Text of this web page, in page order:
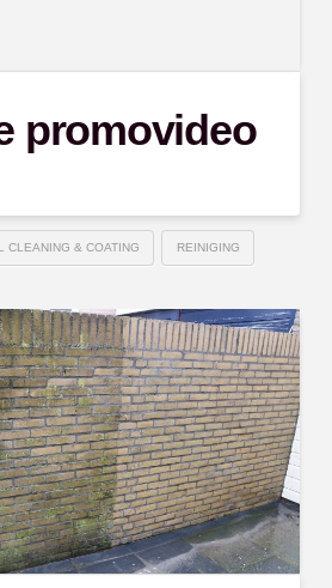
promovideo
CLEANING & COATING REINIGING